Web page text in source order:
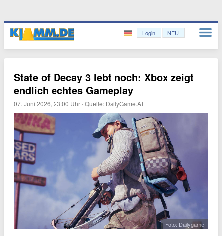
Login NEU
State of Decay 3 lebt noch: Xbox zeigt
endlich echtes Gameplay
07. Juni 2026, 23:00 Uhr ·Quelle: DailyGame.AT
Foto: Dailygame